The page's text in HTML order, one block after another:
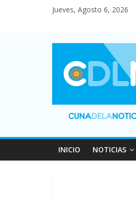
Jueves, Agosto 6, 2026
INICIO NOTICIAS